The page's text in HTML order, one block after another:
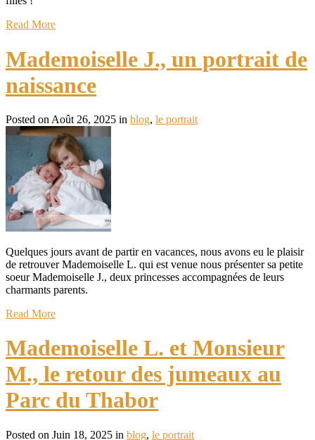
Read More
Mademoiselle J., un portrait de
naissance
Posted on Août 26, 2025 in blog, le portrait
Quelques jours avant de partir en vacances, nous avons eu le plaisir
de retrouver Mademoiselle L. qui est venue nous présenter sa petite
soeur Mademoiselle J., deux princesses accompagnées de leurs
charmants parents.
Read More
Mademoiselle L. et Monsieur
M., le retour des jumeaux au
Parc du Thabor
Posted on Juin 18, 2025 in blog, le portrait